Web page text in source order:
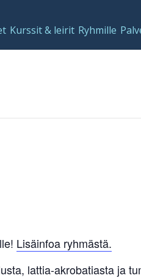
Kurssit & leirit Ryhmille
Lisäinfoa ryhmästä.
lattia-akrobatiasta ja